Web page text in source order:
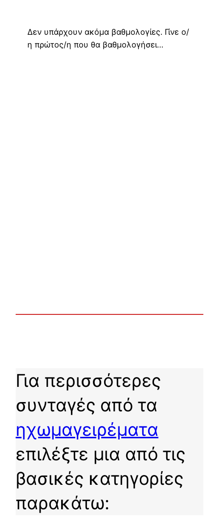
Δεν υπάρχουν ακόμα βαθμολογίες. Γίνε ο/
η πρώτος/η που θα βαθμολογήσει…
Για περισσότερες
συνταγές από τα
ηχωμαγειρέματα
επιλέξτε μια από τις
βασικές κατηγορίες
παρακάτω: